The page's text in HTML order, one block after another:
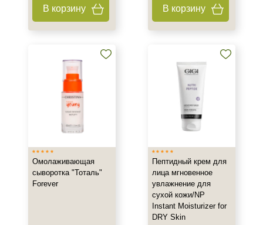
В корзину В корзину
Омолаживающая
сыворотка "Тоталь"
Forever
Пептидный крем для
лица мгновенное
увлажнение для
сухой кожи/NP
Instant Moisturizer for
DRY Skin